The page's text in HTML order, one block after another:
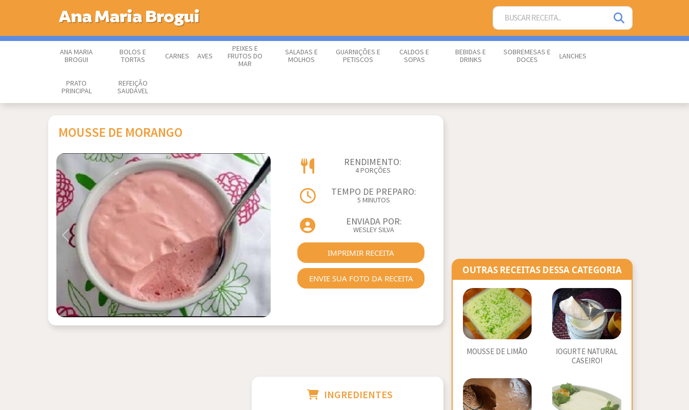
Ana Maria Brogui
ANA MARIA
BROGUI
BOLOS E
TORTAS
CARNES AVES
PEIXES E
FRUTOS DO
MAR
SALADAS E
MOLHOS
GUARNIÇÕES E
PETISCOS
CALDOS E
SOPAS
BEBIDAS E
DRINKS
SOBREMESAS E
DOCES
LANCHES
PRATO
PRINCIPAL
REFEIÇÃO
SAUDÁVEL
MOUSSE DE MORANGO
Previous
RENDIMENTO:
4 PORÇÕES
TEMPO DE PREPARO:
5 MINUTOS
ENVIADA POR:
WESLEY SILVA
IMPRIMIR RECEITA
ENVIE SUA FOTO DA RECEITA
INGREDIENTES
OUTRAS RECEITAS DESSA CATEGORIA
MOUSSE DE LIMÃO
IOGURTE NATURAL
CASEIRO!